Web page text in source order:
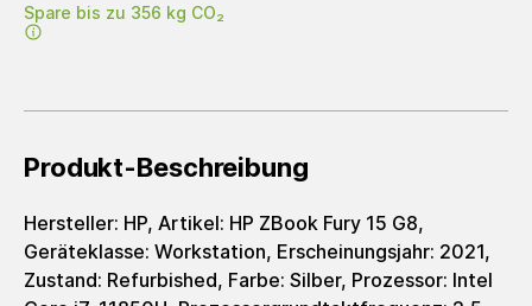
Spare bis zu 356 kg CO₂
Produkt-Beschreibung
Hersteller: HP, Artikel: HP ZBook Fury 15 G8,
Geräteklasse: Workstation, Erscheinungsjahr: 2021,
Zustand: Refurbished, Farbe: Silber, Prozessor: Intel